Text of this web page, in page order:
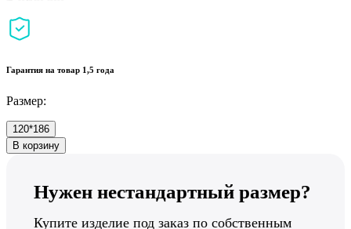
Гарантия на товар 1,5 года
Размер:
120*186
В корзину
Нужен нестандартный размер?
Купите изделие под заказ по собственным